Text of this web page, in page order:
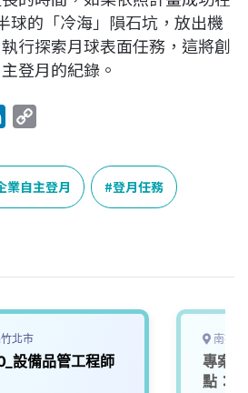
球的「冷海」隕石坑，放出機
行探索月球表面任務，這將創
登月的紀錄。
n
k
e
n
p
y
L
k
業自主登月 登月任務
北市
設備品管工程師
南投
專案
點：